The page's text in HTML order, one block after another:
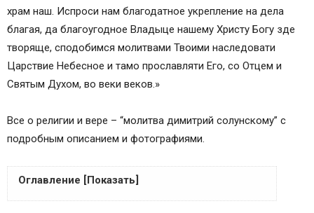
храм наш. Испроси нам благодатное укрепление на дела
благая, да благоугодное Владыце нашему Христу Богу зде
творяще, сподобимся молитвами Твоими наследовати
Царствие Небесное и тамо прославляти Его, со Отцем и
Святым Духом, во веки веков.»
Все о религии и вере – “молитва димитрий солунскому” с
подробным описанием и фотографиями.
Оглавление [Показать]